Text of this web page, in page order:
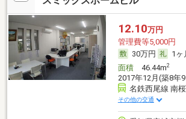
12.10万円
管理費等5,000円
30万円
1ヶ
面積46.44m2
2017年12月(築8年
名鉄西尾線 南
その他の交通